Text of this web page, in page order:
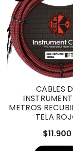
CABLES
METROS
TELA
$11.900